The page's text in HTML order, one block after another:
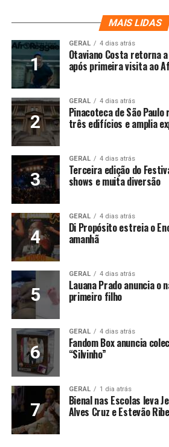
MAIS LIDAS
GERAL 4 dias atrás
Otaviano Costa retorna
após primeira visita ao
GERAL 4 dias atrás
Pinacoteca de São
três edifícios e amplia
GERAL 4 dias atrás
Terceira edição do
shows e muita diversão
GERAL 4 dias atrás
Di Propósito estreia o
amanhã
GERAL 4 dias atrás
Lauana Prado anuncia o
primeiro filho
GERAL 4 dias atrás
Fandom Box anuncia
“Silvinho”
GERAL 1 dia atrás
Bienal nas Escolas leva
Alves Cruz e Estevão